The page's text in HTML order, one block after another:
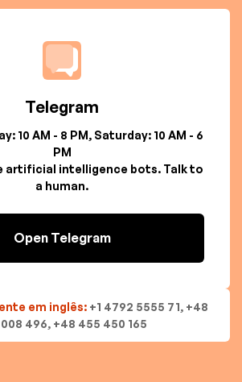
Telegram
10 AM - 8 PM, Saturday: 10 AM - 6
PM
artificial intelligence bots. Talk to
a human.
Open Telegram
em inglês: +1 4792 5555 71, +48
496, +48 455 450 165